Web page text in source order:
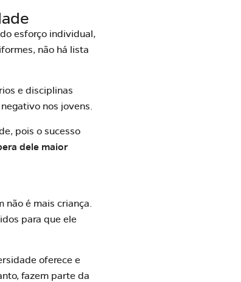
esforço individual,
não há lista
e disciplinas
nos jovens.
, pois o sucesso
dele maior
é mais criança.
para que ele
oferece e
fazem parte da